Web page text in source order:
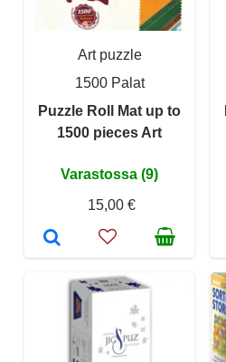
Art puzzle
1500 Palat
Puzzle Roll Mat up to
1500 pieces Art
Varastossa (9)
15,00 €